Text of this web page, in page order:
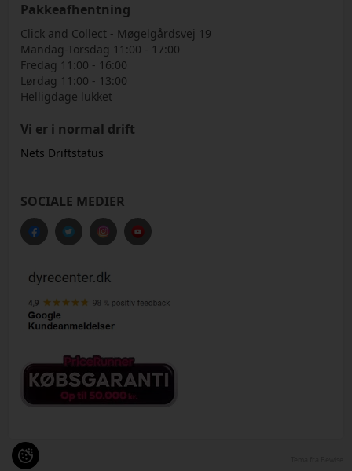
Pakkeafhentning
Click and Collect - Møgelgårdsvej 19
Mandag-Torsdag 11:00 - 17:00
Fredag 11:00 - 16:00
Lørdag 11:00 - 13:00
Helligdage lukket
Vi er i normal drift
Nets Driftstatus
SOCIALE MEDIER